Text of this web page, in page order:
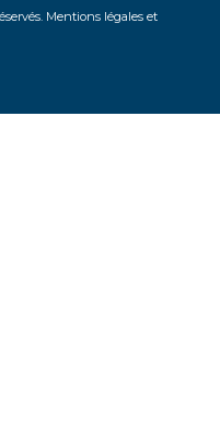
Mentions légales et